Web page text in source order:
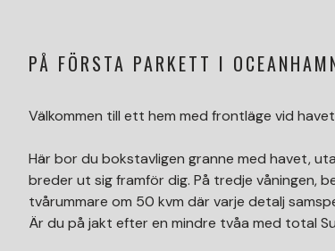
PÅ FÖRSTA PARKETT I
Välkommen till ett hem med frontläge vid
Här bor du bokstavligen granne med havet,
breder ut sig framför dig. På tredje våningen,
tvårummare om 50 kvm där varje detalj
Är du på jakt efter en mindre tvåa med total